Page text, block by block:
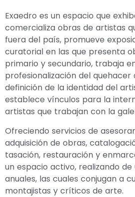
Exaedro es un espacio que
comercializa obras de artistas
fuera del país, promueve
curatorial en las que presenta
primario y secundario, trabaja
profesionalización del quehacer
definición de la identidad del
establece vínculos para la
artistas que trabajan con la
Ofreciendo servicios de
adquisición de obras,
tasación, restauración y
un espacio activo, realizando de
anuales, las cuales conjugan a
montajistas y críticos de arte.